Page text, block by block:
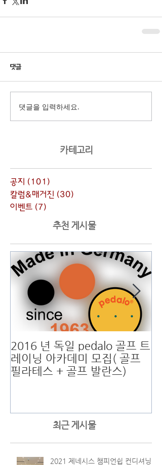
댓글
댓글을 입력하세요.
​카테고리
공지 (101)
칼럼&매거진 (30)
이벤트 (7)
추천 게시물
2016 년 독일 pedalo 골프 트
레이닝 아카데미 모집( 골프
필라테스 + 골프 발란스)
최근 게시물
2021 제네시스 챔피언쉽 컨디셔닝